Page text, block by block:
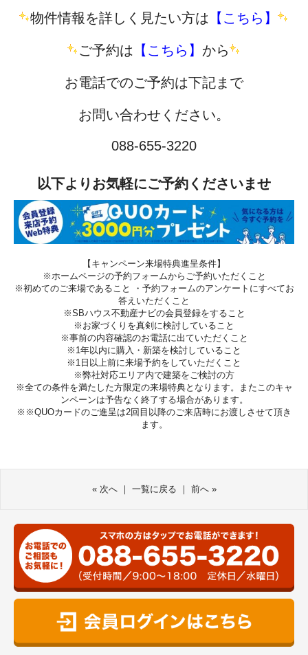
物件情報を詳しく見たい方は 【こちら】
ご予約は 【こちら】 から
お電話でのご予約は下記まで
お問い合わせください。
088-655-3220
以下よりお気軽にご予約くださいませ
【キャンペーン来場特典進呈条件】
※ホームページの予約フォームからご予約いただくこと
※初めてのご来場であること ・予約フォームのアンケートにすべてお
答えいただくこと
※SBハウス不動産ナビの会員登録をすること
※お家づくりを真剣に検討していること
※事前の内容確認のお電話に出ていただくこと
※1年以内に購入・新築を検討していること
※1日以上前に来場予約をしていただくこと
※弊社対応エリア内で建築をご検討の方
※全ての条件を満たした方限定の来場特典となります。またこのキャ
ンペーンは予告なく終了する場合があります。
※※QUOカードのご進呈は2回目以降のご来店時にお渡しさせて頂き
ます。
« 次へ｜ 一覧に戻る ｜ 前へ»